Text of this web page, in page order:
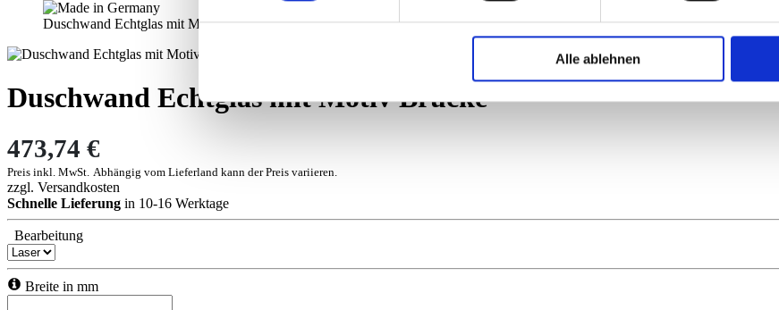
Ihre Einwilligung können Sie jederzeit mit Wirkung für die Zukunft widerrufen. Am
Alle ablehnen
Duschwand Echtglas mit Motiv Brücke
Duschwand Echtglas mit Motiv Brücke
473,74 €
Preis inkl. MwSt. Abhängig vom Lieferland kann der Preis variieren.
zzgl. Versandkosten
Schnelle Lieferung in 10-16 Werktage
Bearbeitung
Breite in mm